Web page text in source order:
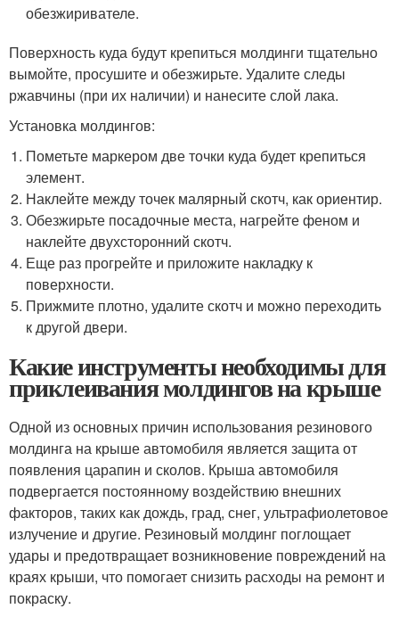
обезжиривателе.
Поверхность куда будут крепиться молдинги тщательно
вымойте, просушите и обезжирьте. Удалите следы
ржавчины (при их наличии) и нанесите слой лака.
Установка молдингов:
Пометьте маркером две точки куда будет крепиться
элемент.
Наклейте между точек малярный скотч, как ориентир.
Обезжирьте посадочные места, нагрейте феном и
наклейте двухсторонний скотч.
Еще раз прогрейте и приложите накладку к
поверхности.
Прижмите плотно, удалите скотч и можно переходить
к другой двери.
Какие инструменты необходимы для
приклеивания молдингов на крыше
Одной из основных причин использования резинового
молдинга на крыше автомобиля является защита от
появления царапин и сколов. Крыша автомобиля
подвергается постоянному воздействию внешних
факторов, таких как дождь, град, снег, ультрафиолетовое
излучение и другие. Резиновый молдинг поглощает
удары и предотвращает возникновение повреждений на
краях крыши, что помогает снизить расходы на ремонт и
покраску.